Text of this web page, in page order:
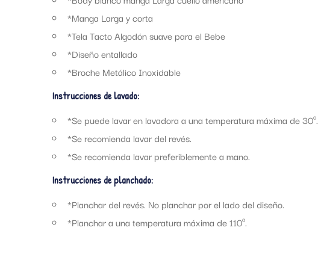
*Manga Larga y corta
*Tela Tacto Algodón suave para el Bebe
*Diseño entallado
*Broche Metálico Inoxidable
Instrucciones de lavado:
*Se puede lavar en lavadora a una temperatura máxima de 30º.
*Se recomienda lavar del revés.
*Se recomienda lavar preferiblemente a mano.
Instrucciones de planchado:
*Planchar del revés. No planchar por el lado del diseño.
*Planchar a una temperatura máxima de 110º.